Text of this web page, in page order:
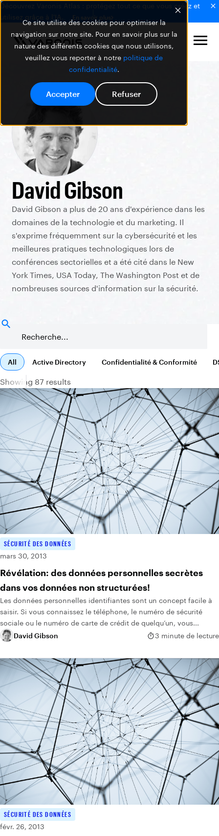
Ce site utilise des cookies pour optimiser la
navigation sur notre site. Pour en savoir plus sur la
nature des différents cookies que nous utilisons,
veuillez vous reporter à notre politique de
confidentialité.
Accepter Refuser
Découvrez Varonis Atlas : protégez tout ce que vous créez et
utilisez grâce à l'IA.
En savoir plus
David Gibson
David Gibson a plus de 20 ans d'expérience dans les
domaines de la technologie et du marketing. Il
s'exprime fréquemment sur la cybersécurité et les
meilleures pratiques technologiques lors de
conférences sectorielles et a été cité dans le New
York Times, USA Today, The Washington Post et de
nombreuses sources d'information sur la sécurité.
All Active Directory Confidentialité & Conformité
Showing 87 results
SÉCURITÉ DES DONNÉES
mars 30, 2013
Révélation: des données personnelles secrètes
dans vos données non structurées!
Les données personnelles identifiantes sont un concept facile à
saisir. Si vous connaissez le téléphone, le numéro de sécurité
sociale ou le numéro de carte de crédit de quelqu’un, vous...
David Gibson
3 minute de lecture
SÉCURITÉ DES DONNÉES
févr. 26, 2013